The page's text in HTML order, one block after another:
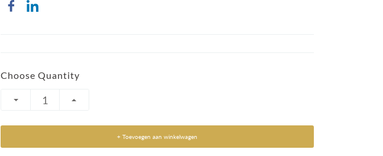
Choose Quantity
+ Toevoegen aan winkelwagen